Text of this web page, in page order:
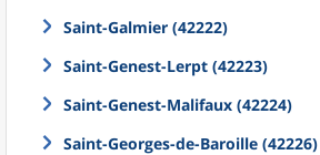
Saint-Galmier (42222)
Saint-Genest-Lerpt (42223)
Saint-Genest-Malifaux (42224)
Saint-Georges-de-Baroille (42226)